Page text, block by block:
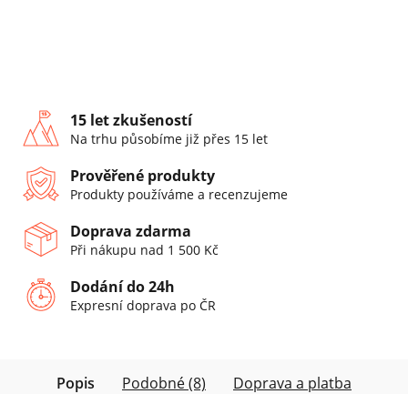
15 let zkušeností
Na trhu působíme již přes 15 let
Prověřené produkty
Produkty používáme a recenzujeme
Doprava zdarma
Při nákupu nad 1 500 Kč
Dodání do 24h
Expresní doprava po ČR
Popis Podobné (8) Doprava a platba